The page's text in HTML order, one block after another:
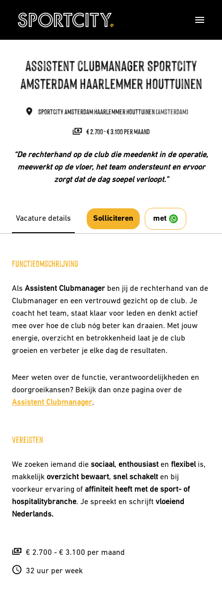
Homepagina
Assistent clubmanager SportCity
Amsterdam Haarlemmer Houttuinen
SportCity Amsterdam Haarlemmer Houttuinen(Amsterdam)
€ 2.700 - € 3.100 per maand
“De rechterhand op de club die meedenkt in de operatie,
meewerkt op de vloer, het team ondersteunt en ervoor
zorgt dat de dag soepel verloopt.”
Vacature details Solliciteren met
Functieomschrijving
Als Assistent Clubmanager ben jij de rechterhand van de
Clubmanager en een vertrouwd gezicht op de club. Je
coacht het team, staat klaar voor leden en denkt actief
mee over hoe de club nóg beter kan draaien. Met jouw
energie, overzicht en betrokkenheid laat je de club
groeien en verbeter je elke dag de resultaten.
Meer weten over de functie, verantwoordelijkheden en
doorgroeikansen? Bekijk dan onze pagina over de
Assistent Clubmanager.
Vereisten
We zoeken iemand die sociaal, enthousiast en flexibelis,
makkelijk overzicht bewaart, snel schakelt en bij
voorkeur ervaring of affiniteit heeft met de sport- of
hospitalitybranche. Je spreekt en schrijft vloeiend
Nederlands.
€ 2.700 - € 3.100 per maand
32 uur per week